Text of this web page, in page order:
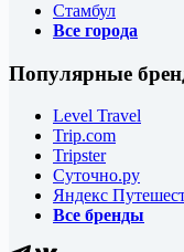
Стамбул
Все города
Популярные
Level Travel
Trip.com
Tripster
Суточно.ру
Яндекс
Все бренды